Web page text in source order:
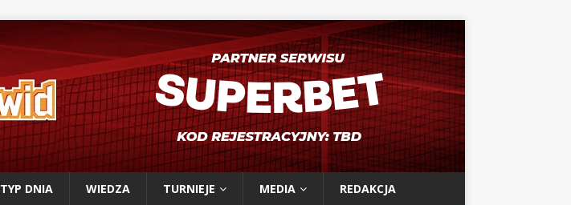
TYP DNIA WIEDZA TURNIEJE MEDIA
REDAKCJA